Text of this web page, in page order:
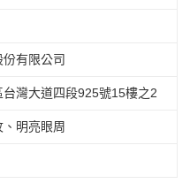
有限公司
台灣大道四段925號15樓之2
明亮眼周